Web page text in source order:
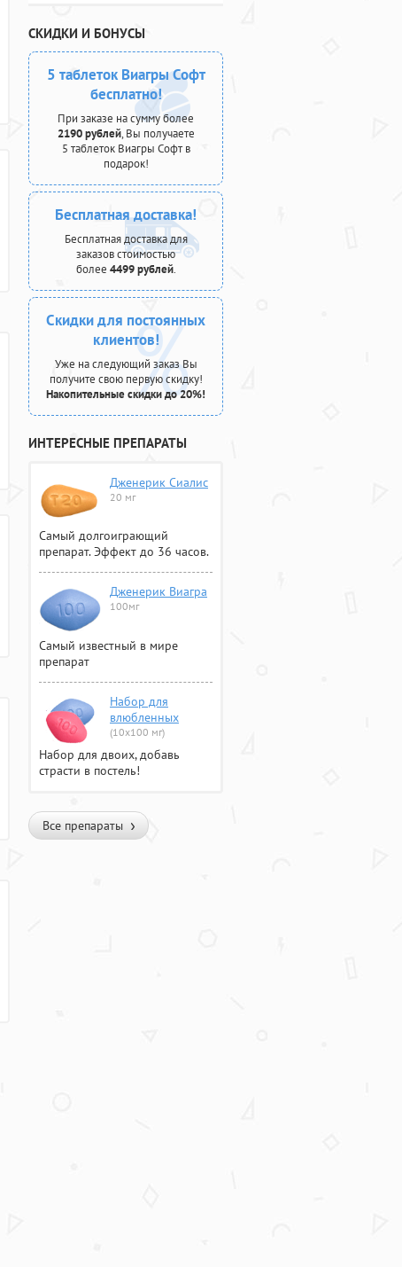
СКИДКИ И БОНУСЫ
5 таблеток Виагры Софт
бесплатно!
При заказе на сумму более
2190 рублей, Вы получаете
5 таблеток Виагры Софт в
подарок!
Бесплатная доставка!
Бесплатная доставка для
заказов стоимостью
более 4499 рублей.
Скидки для постоянных
клиентов!
Уже на следующий заказ Вы
получите свою первую скидку!
Накопительные скидки до 20%!
ИНТЕРЕСНЫЕ ПРЕПАРАТЫ
Дженерик Сиалис
20 мг
Самый долгоиграющий
препарат. Эффект до 36 часов.
Дженерик Виагра
100мг
Самый известный в мире
препарат
Набор для
влюбленных
(10х100 мг)
Набор для двоих, добавь
страсти в постель!
Все препараты